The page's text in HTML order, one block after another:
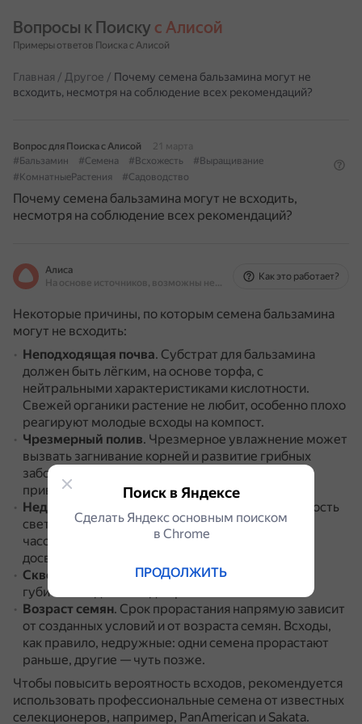
Вопросы к Поиску с Алисой
Примеры ответов Поиска с Алисой
Главная / Другое / Почему семена бальзамина могут не
всходить, несмотря на соблюдение всех рекомендаций?
Вопрос для Поиска с Алисой
21 марта
#Бальзамин
#Семена #Всхожесть
#Выращивание
#КомнатныеРастения
#Садоводство
Почему семена бальзамина могут не всходить,
несмотря на соблюдение всех рекомендаций?
Алиса
На основе источников, возможны неточности
Как это работает?
Некоторые причины, по которым семена бальзамина
могут не всходить:
Неподходящая почва. Субстрат для бальзамина
должен быть лёгким, на основе торфа, с
нейтральными характеристиками кислотности.
Свежей органики растение не любит, особенно плохо
реагируют молодые всходы на компост.
Чрезмерный полив. Чрезмерное увлажнение может
вызвать загнивание корней и развитие грибных
заболеваний.
приводит к быстрому увяданию растений.
Недостаток освещения
Оптимальная длительность
светового дня для рассады бальзамина — 12–14
часов.
При необходимости нужно организовать
досветку.
Сквозняки и холодный поток воздуха
губительно для молодых растений.
Возраст семян. Срок прорастания напрямую зависит
от созданных условий и от возраста семян. Всходы,
как правило, недружные: одни семена прорастают
раньше, другие — чуть позже.
Чтобы повысить вероятность всходов, рекомендуется
использовать профессиональные семена от известных
селекционеров, например, PanAmerican и Sakata.
Поиск в Яндексе
Сделать Яндекс основным поиском
в Сhrome
ПРОДОЛЖИТЬ